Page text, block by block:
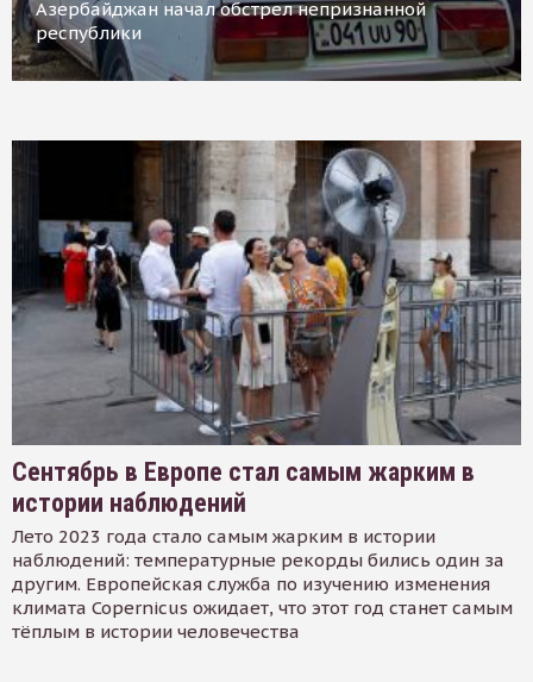
Азербайджан начал обстрел непризнанной
республики
Сентябрь в Европе стал самым жарким в
истории наблюдений
Лето 2023 года стало самым жарким в истории
наблюдений: температурные рекорды бились один за
другим. Европейская служба по изучению изменения
климата Copernicus ожидает, что этот год станет самым
тёплым в истории человечества